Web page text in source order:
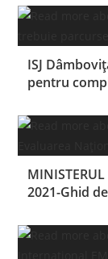
ISJ
pentru
2021-Ghid